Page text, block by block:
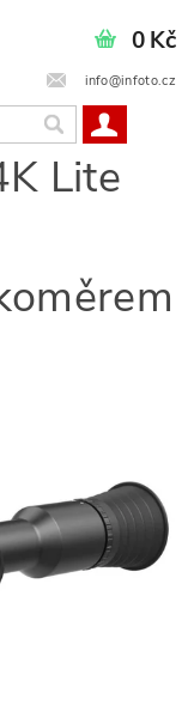
info@infoto.cz
0 Kč
Lite